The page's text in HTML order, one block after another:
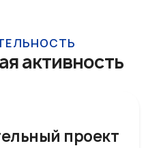
активность
проект